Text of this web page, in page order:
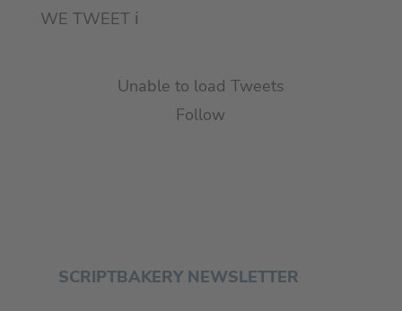
WE TWEET ℹ︎
Unable to load Tweets
Follow
SCRIPTBAKERY NEWSLETTER